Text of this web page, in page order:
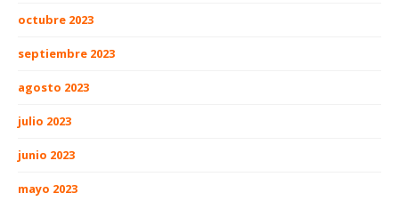
octubre 2023
septiembre 2023
agosto 2023
julio 2023
junio 2023
mayo 2023